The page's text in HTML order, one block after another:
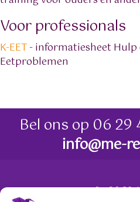
Voor professionals
K-EET- informatiesheet
Eetproblemen
Bel ons op 06 29
info@me-
06 29